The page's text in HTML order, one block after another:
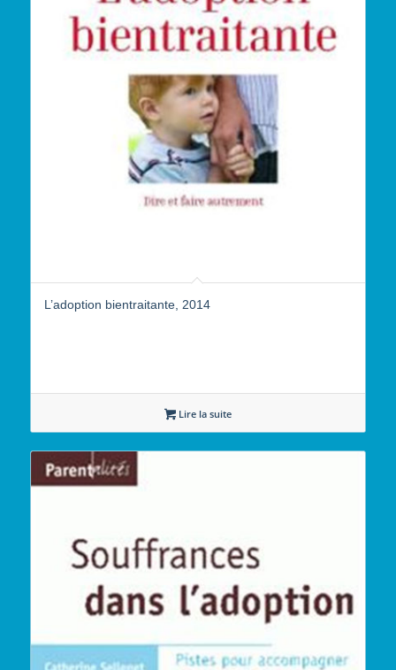
L’adoption bientraitante, 2014
Lire la suite